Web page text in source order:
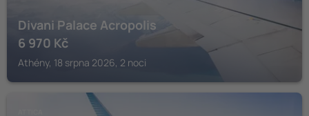
Divani Palace Acropolis
6 970 Kč
Athény, 18 srpna 2026, 2 noci